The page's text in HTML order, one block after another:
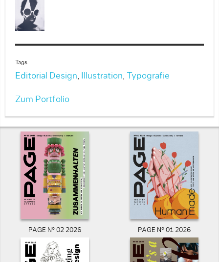
Tags
Editorial Design, Illustration, Typografie
Zum Portfolio
PAGE N° 02 2026 PAGE N° 01 2026